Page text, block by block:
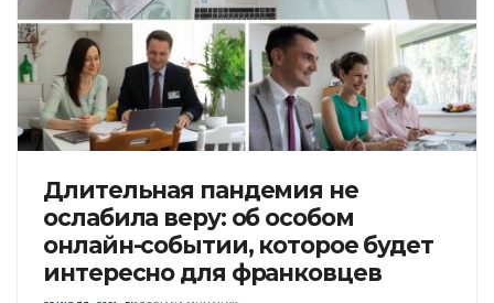
Длительная пандемия не
ослабила веру: об особом
онлайн-событии, которое будет
интересно для франковцев